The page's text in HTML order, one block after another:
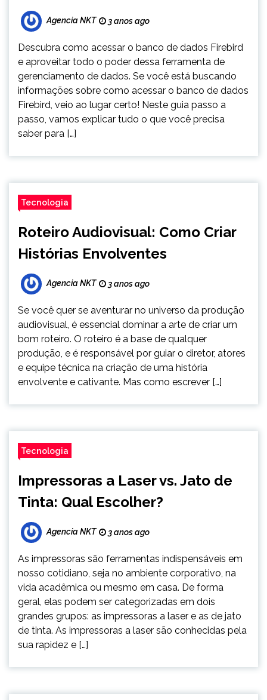
Agencia NKT 3 anos ago
Descubra como acessar o banco de dados Firebird
e aproveitar todo o poder dessa ferramenta de
gerenciamento de dados. Se você está buscando
informações sobre como acessar o banco de dados
Firebird, veio ao lugar certo! Neste guia passo a
passo, vamos explicar tudo o que você precisa
saber para […]
Tecnologia
Roteiro Audiovisual: Como Criar
Histórias Envolventes
Agencia NKT 3 anos ago
Se você quer se aventurar no universo da produção
audiovisual, é essencial dominar a arte de criar um
bom roteiro. O roteiro é a base de qualquer
produção, e é responsável por guiar o diretor, atores
e equipe técnica na criação de uma história
envolvente e cativante. Mas como escrever […]
Tecnologia
Impressoras a Laser vs. Jato de
Tinta: Qual Escolher?
Agencia NKT 3 anos ago
As impressoras são ferramentas indispensáveis em
nosso cotidiano, seja no ambiente corporativo, na
vida acadêmica ou mesmo em casa. De forma
geral, elas podem ser categorizadas em dois
grandes grupos: as impressoras a laser e as de jato
de tinta. As impressoras a laser são conhecidas pela
sua rapidez e […]